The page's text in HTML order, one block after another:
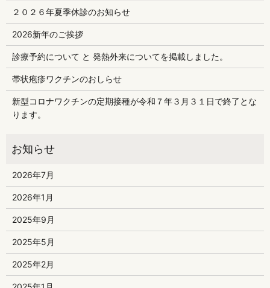
２０２６年夏季休診のお知らせ
2026新年のご挨拶
診療予約について と 発熱外来についてを掲載しました。
帯状疱疹ワクチンのおしらせ
新型コロナワクチンの定期接種が令和７年３月３１日で終了とな
ります。
2026年7月
2026年1月
2025年9月
2025年5月
2025年2月